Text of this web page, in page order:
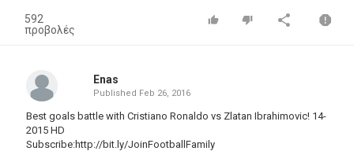
592
προβολές
Enas
Published Feb 26, 2016
Best goals battle with Cristiano Ronaldo vs Zlatan Ibrahimovic! 14-
2015 HD
Subscribe:http://bit.ly/JoinFootballFamily